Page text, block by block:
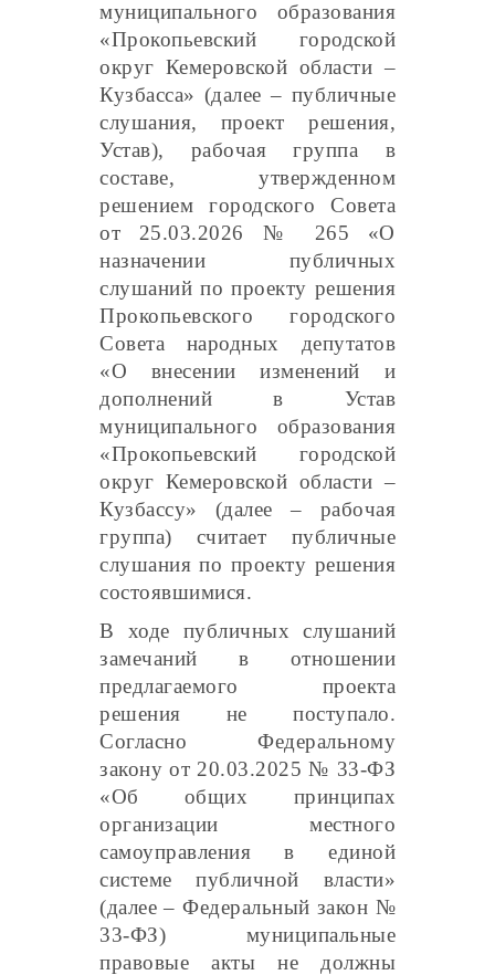
муниципального образования
«Прокопьевский городской
округ Кемеровской области –
Кузбасса» (далее – публичные
слушания, проект решения,
Устав), рабочая группа в
составе, утвержденном
решением городского Совета
от 25.03.2026 № 265 «О
назначении публичных
слушаний по проекту решения
Прокопьевского городского
Совета народных депутатов
«О внесении изменений и
дополнений в Устав
муниципального образования
«Прокопьевский городской
округ Кемеровской области –
Кузбассу» (далее – рабочая
группа) считает публичные
слушания по проекту решения
состоявшимися.
В ходе публичных слушаний
замечаний в отношении
предлагаемого проекта
решения не поступало.
Согласно Федеральному
закону от 20.03.2025 № 33-ФЗ
«Об общих принципах
организации местного
самоуправления в единой
системе публичной власти»
(далее – Федеральный закон №
33-ФЗ) муниципальные
правовые акты не должны